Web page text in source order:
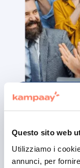
Questo sito web
Utilizziamo i
annunci, per